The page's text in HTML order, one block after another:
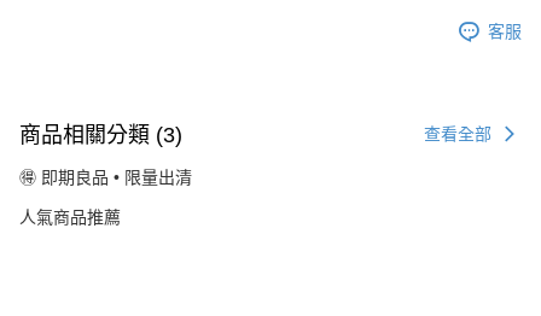
客服
商品相關分類 (3) 查看全部
🉐 即期良品 • 限量出清
人氣商品推薦